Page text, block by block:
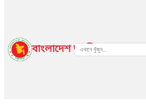
বাংলাদেশ জাতীয় তথ্য বাতায়ন